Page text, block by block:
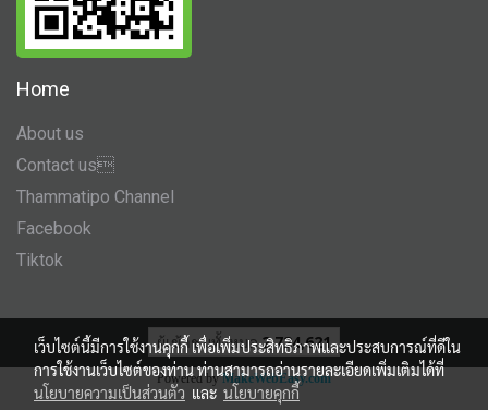
Home
About us
Contact us
Thammatipo Channel
Facebook
Tiktok
ผู้เข้าชมทั้งหมด 2,724,621
Powered byMakeWebEasy.com
เว็บไซต์นี้มีการใช้งานคุกกี้ เพื่อเพิ่มประสิทธิภาพและประสบการณ์ที่ดีใน
การใช้งานเว็บไซต์ของท่าน ท่านสามารถอ่านรายละเอียดเพิ่มเติมได้ที่
นโยบายความเป็นส่วนตัว และ นโยบายคุกกี้